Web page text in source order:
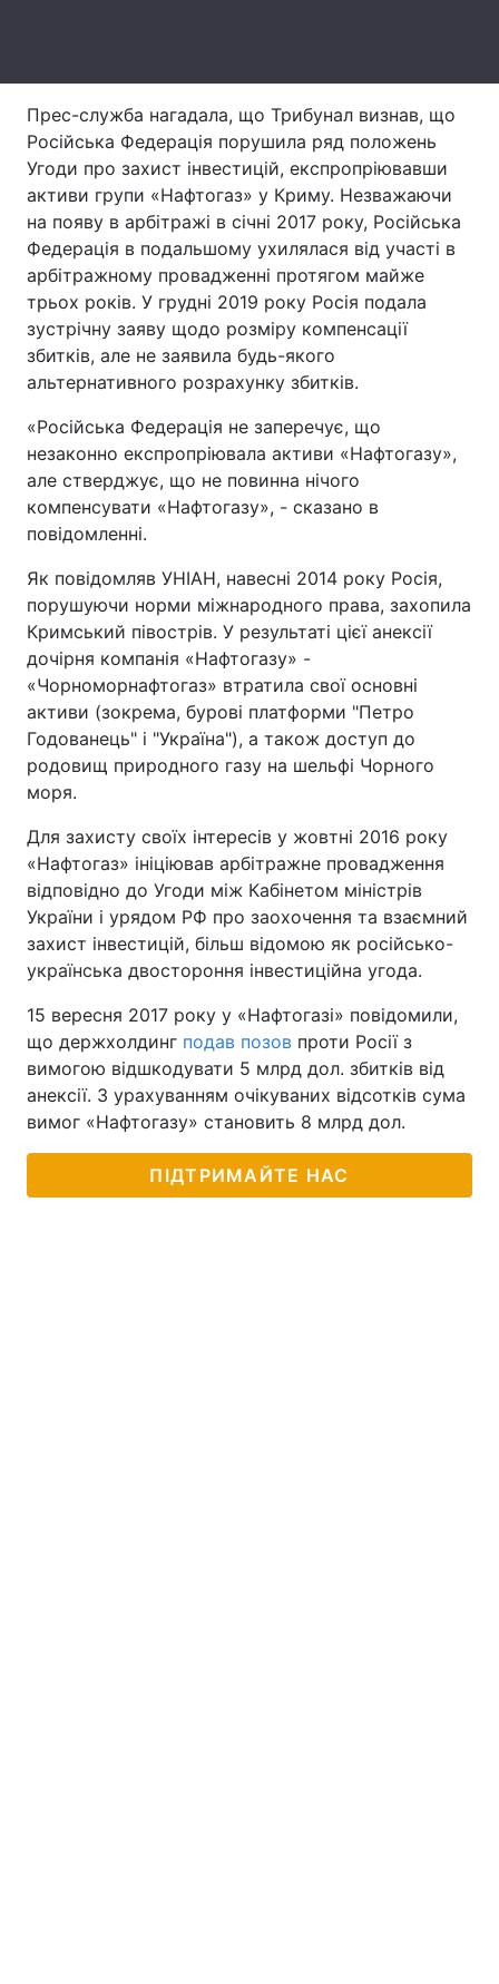
Прес-служба нагадала, що Трибунал визнав, що
Російська Федерація порушила ряд положень
Угоди про захист інвестицій, експропріювавши
активи групи «Нафтогаз» у Криму. Незважаючи
на появу в арбітражі в січні 2017 року, Російська
Федерація в подальшому ухилялася від участі в
арбітражному провадженні протягом майже
трьох років. У грудні 2019 року Росія подала
зустрічну заяву щодо розміру компенсації
збитків, але не заявила будь-якого
альтернативного розрахунку збитків.
«Російська Федерація не заперечує, що
незаконно експропріювала активи «Нафтогазу»,
але стверджує, що не повинна нічого
компенсувати «Нафтогазу», - сказано в
повідомленні.
Як повідомляв УНІАН, навесні 2014 року Росія,
порушуючи норми міжнародного права, захопила
Кримський півострів. У результаті цієї анексії
дочірня компанія «Нафтогазу» -
«Чорноморнафтогаз» втратила свої основні
активи (зокрема, бурові платформи "Петро
Годованець" і "Україна"), а також доступ до
родовищ природного газу на шельфі Чорного
моря.
Для захисту своїх інтересів у жовтні 2016 року
«Нафтогаз» ініціював арбітражне провадження
відповідно до Угоди між Кабінетом міністрів
України і урядом РФ про заохочення та взаємний
захист інвестицій, більш відомою як російсько-
українська двостороння інвестиційна угода.
15 вересня 2017 року у «Нафтогазі» повідомили,
що держхолдинг подав позов проти Росії з
вимогою відшкодувати 5 млрд дол. збитків від
анексії. З урахуванням очікуваних відсотків сума
вимог «Нафтогазу» становить 8 млрд дол.
ПІДТРИМАЙТЕ НАС